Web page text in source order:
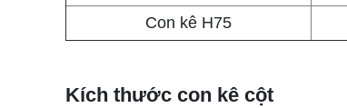
Con kê H75
Kích thước con kê cột